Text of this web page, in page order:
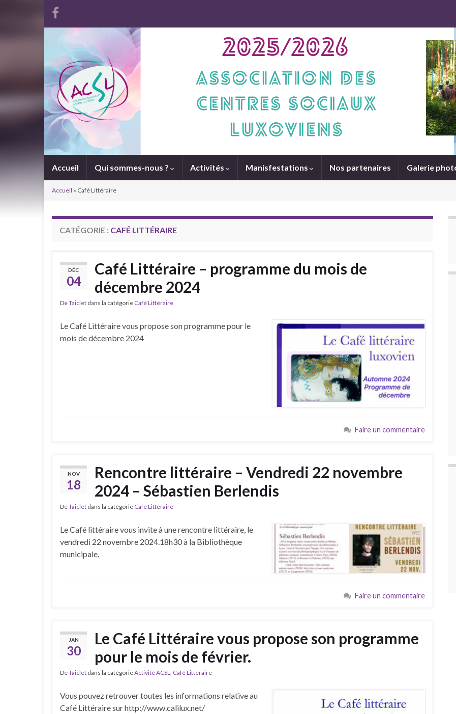
Accueil Qui sommes-nous ? Activités Manisfestations Nos partenaires Galerie
Accueil » Café Littéraire
CATÉGORIE : CAFÉ LITTÉRAIRE
DÉC
04
Café Littéraire – programme du mois de
décembre 2024
DeTaiclet dans la catégorie Café Littéraire
Le Café Littéraire vous propose son programme pour le
mois de décembre 2024
Faire un commentaire
NOV
18
Rencontre littéraire – Vendredi 22 novembre
2024 – Sébastien Berlendis
DeTaiclet dans la catégorie Café Littéraire
Le Café littéraire vous invite à une rencontre littéraire, le
vendredi 22 novembre 2024.18h30 à la Bibliothèque
municipale.
Faire un commentaire
JAN
30
Le Café Littéraire vous propose son programme
pour le mois de février.
DeTaiclet dans la catégorieActivité ACSL, Café Littéraire
Vous pouvez retrouver toutes les informations relative au
Café Littéraire sur http://www.calilux.net/